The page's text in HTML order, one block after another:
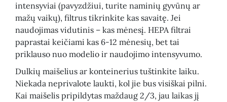
intensyviai (pavyzdžiui, turite naminių gyvūnų ar
mažų vaikų), filtrus tikrinkite kas savaitę. Jei
naudojimas vidutinis – kas mėnesį. HEPA filtrai
paprastai keičiami kas 6-12 mėnesių, bet tai
priklauso nuo modelio ir naudojimo intensyvumo.
Dulkių maišelius ar konteinerius tuštinkite laiku.
Niekada neprivalote laukti, kol jie bus visiškai pilni.
Kai maišelis pripildytas maždaug 2/3, jau laikas jį